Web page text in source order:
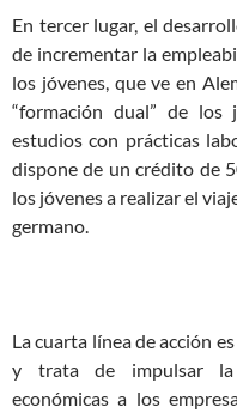
En tercer lugar, el
de incrementar la
los jóvenes, que ve en
“formación dual” de los
estudios con prácticas
dispone de un crédito de
los jóvenes a realizar el
germano.
La cuarta línea de acción
y trata de impulsar la
económicas a los